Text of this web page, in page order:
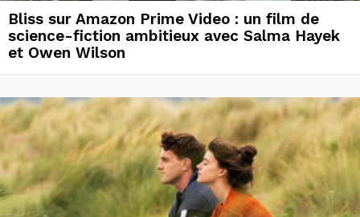
Bliss sur Amazon Prime Video : un film de
science-fiction ambitieux avec Salma Hayek
et Owen Wilson